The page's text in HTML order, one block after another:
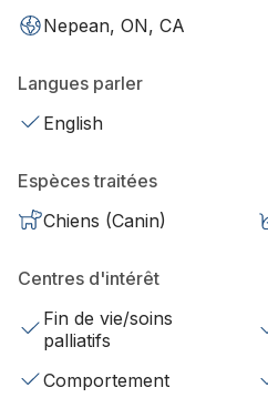
Nepean, ON, CA
Langues parler
English
Espèces traitées
Chiens (Canin)
Centres d'intérêt
Fin de vie/soins
palliatifs
Comportement